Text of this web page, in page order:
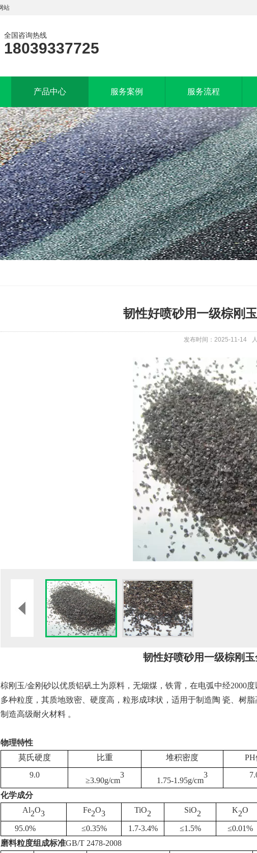
站
全国咨询热线
18039337725
产品中心 服务案例 服务流程
韧性好喷砂用一级棕刚
发布时间：2025-11-14
韧性好喷砂用一级棕刚
棕刚玉/金刚砂以优质铝矾土为原料，无烟煤，铁霄，在电弧中经2000
多种粒度，其质地致密、硬度高，粒形成球状，适用于制造陶 瓷、树
制造高级耐火材料 。
物理特性
莫氏硬度
比重 堆积密度 PH
9.0
≥3.90g/cm
3
1.75-1.95g/cm
3
化学成分
Al2O3 Fe2O3 TiO2 SiO2 K2O
95.0% ≤0.35% 1.7-3.4% ≤1.5% ≤0.01%
磨料粒度组成标准GB/T 2478-2008